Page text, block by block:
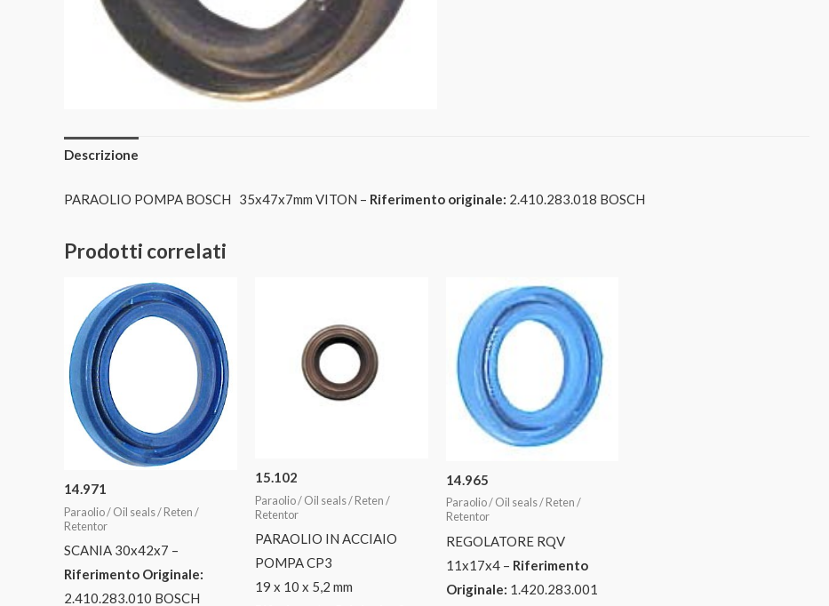
Descrizione
PARAOLIO POMPA BOSCH 35x47x7mm VITON – Riferimento originale: 2.410.283.018 BOSCH
Prodotti correlati
14.971
Paraolio / Oil seals / Reten /
Retentor
SCANIA 30x42x7 –
Riferimento Originale:
2.410.283.010 BOSCH
15.102
Paraolio / Oil seals / Reten /
Retentor
PARAOLIO IN ACCIAIO
POMPA CP3
19 x 10 x 5,2 mm
14.965
Paraolio / Oil seals / Reten /
Retentor
REGOLATORE RQV
11x17x4 – Riferimento
Originale: 1.420.283.001